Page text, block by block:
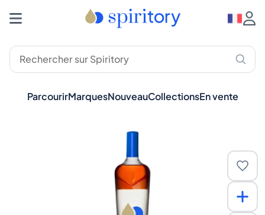
ParcourirMarquesNouveauCollectionsEn vente